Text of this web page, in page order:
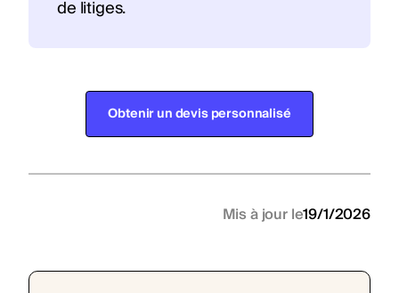
de litiges.
Obtenir un devis personnalisé
Mis à jour le19/1/2026